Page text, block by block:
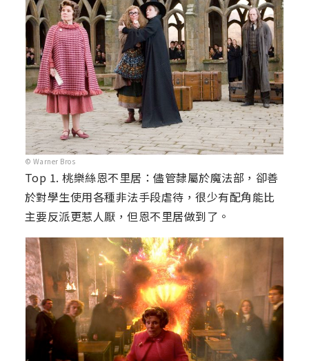
© Warner Bros
Top 1. 桃樂絲恩不里居：儘管隸屬於魔法部，卻善
於對學生使用各種非法手段虐待，很少有配角能比
主要反派更惹人厭，但恩不里居做到了。